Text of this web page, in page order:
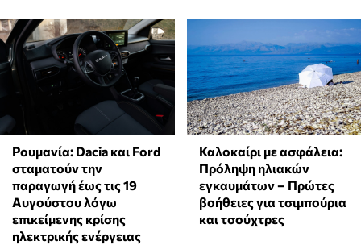
Ρουμανία: Dacia και⁠ Ford
σταματούν την
παραγωγή έως τις 19
Αυγούστου λόγω
επικείμενης κρίσης
ηλεκτρικής ενέργειας
Καλοκαίρι με ασφάλεια:
Πρόληψη ηλιακών
εγκαυμάτων – Πρώτες
βοήθειες για τσιμπούρια
και τσούχτρες